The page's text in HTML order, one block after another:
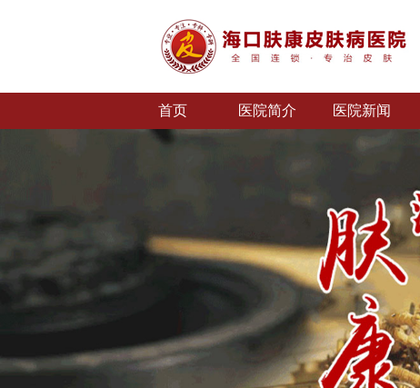
首页 医院简介 医院新闻